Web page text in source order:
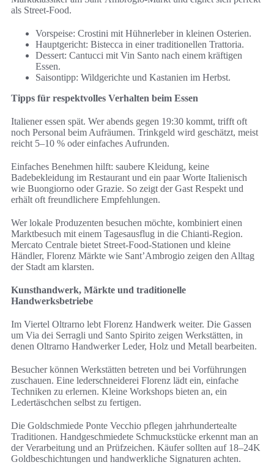
als Street-Food.
Vorspeise: Crostini mit Hühnerleber in kleinen Osterien.
Hauptgericht: Bistecca in einer traditionellen Trattoria.
Dessert: Cantucci mit Vin Santo nach einem kräftigen
Essen.
Saisontipp: Wildgerichte und Kastanien im Herbst.
Tipps für respektvolles Verhalten beim Essen
Italiener essen spät. Wer abends gegen 19:30 kommt, trifft oft
noch Personal beim Aufräumen. Trinkgeld wird geschätzt, meist
reicht 5–10 % oder einfaches Aufrunden.
Einfaches Benehmen hilft: saubere Kleidung, keine
Badebekleidung im Restaurant und ein paar Worte Italienisch
wie Buongiorno oder Grazie. So zeigt der Gast Respekt und
erhält oft freundlichere Empfehlungen.
Wer lokale Produzenten besuchen möchte, kombiniert einen
Marktbesuch mit einem Tagesausflug in die Chianti-Region.
Mercato Centrale bietet Street-Food-Stationen und kleine
Händler, Florenz Märkte wie Sant’Ambrogio zeigen den Alltag
der Stadt am klarsten.
Kunsthandwerk, Märkte und traditionelle
Handwerksbetriebe
Im Viertel Oltrarno lebt Florenz Handwerk weiter. Die Gassen
um Via dei Serragli und Santo Spirito zeigen Werkstätten, in
denen Oltrarno Handwerker Leder, Holz und Metall bearbeiten.
Besucher können Werkstätten betreten und bei Vorführungen
zuschauen. Eine lederschneiderei Florenz lädt ein, einfache
Techniken zu erlernen. Kleine Workshops bieten an, ein
Ledertäschchen selbst zu fertigen.
Die Goldschmiede Ponte Vecchio pflegen jahrhundertealte
Traditionen. Handgeschmiedete Schmuckstücke erkennt man an
der Verarbeitung und an Prüfzeichen. Käufer sollten auf 18–24K
Goldbeschichtungen und handwerkliche Signaturen achten.